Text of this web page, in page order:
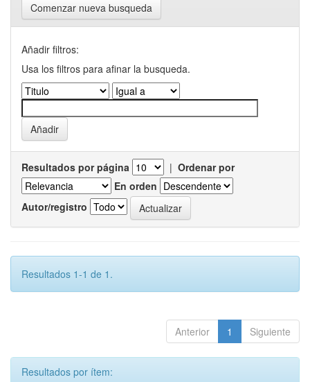
Comenzar nueva busqueda
Añadir filtros:
Usa los filtros para afinar la busqueda.
Resultados por página | Ordenar por
En orden
Autor/registro
Resultados 1-1 de 1.
Anterior 1 Siguiente
Resultados por ítem: